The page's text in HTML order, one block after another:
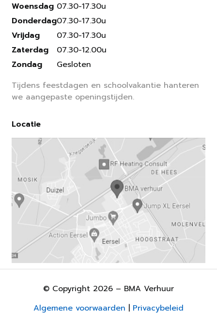
Woensdag
Donderdag
Vrijdag
Zaterdag
Zondag
07.30-17.30u
07.30-17.30u
07.30-17.30u
07.30-12.00u
Gesloten
Tijdens feestdagen en schoolvakantie hanteren
we aangepaste openingstijden.
Locatie
© Copyright 2026 – BMA Verhuur
Algemene voorwaarden | Privacybeleid